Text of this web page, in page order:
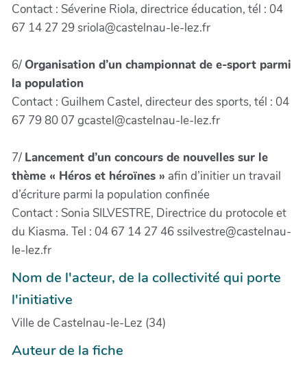
Contact : Séverine Riola, directrice éducation, tél : 04
67 14 27 29 sriola@castelnau-le-lez.fr
6/Organisation d’un championnat de e-sport parmi
la population
Contact : Guilhem Castel, directeur des sports, tél : 04
67 79 80 07 gcastel@castelnau-le-lez.fr
7/ Lancement d’un concours de nouvelles sur le
thème « Héros et héroïnes » afin d’initier un travail
d’écriture parmi la population confinée
Contact : Sonia SILVESTRE, Directrice du protocole et
du Kiasma. Tel : 04 67 14 27 46 ssilvestre@castelnau-
le-lez.fr
Nom de l'acteur, de la collectivité qui porte
l'initiative
Ville de Castelnau-le-Lez (34)
Auteur de la fiche